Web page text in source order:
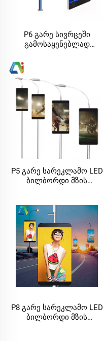
P6 გარე სივრცეში
გამოსაყენებლად
ენერგიით მოძრავი ქუჩის
ბოძი, რომელიც შეიცავს
LED ეკრანს და გზის
სინათლეს
მოწყობილობას
P5 გარე სარეკლამო LED
ბილბორდი მზის
სისტემა LED ეკრანით და
გზის სინათლის პოლოს
P8 გარე სარეკლამო LED
ბილბორდი მზის